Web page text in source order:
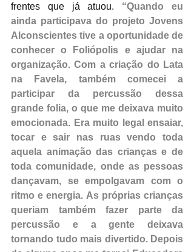
frentes que já atuou. “Quando eu
ainda participava do projeto Jovens
Alconscientes tive a oportunidade de
conhecer o Foliópolis e ajudar na
organização. Com a criação do Lata
na Favela, também comecei a
participar da percussão dessa
grande folia, o que me deixava muito
emocionada. Era muito legal ensaiar,
tocar e sair nas ruas vendo toda
aquela animação das crianças e de
toda comunidade, onde as pessoas
dançavam, se empolgavam com o
ritmo e energia. As próprias crianças
queriam também fazer parte da
percussão e a gente deixava
tornando tudo mais divertido. Depois